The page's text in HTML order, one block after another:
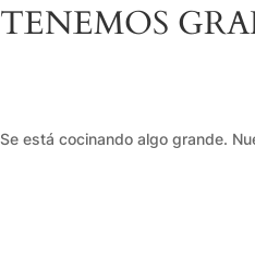
TENEMOS
Se está cocinando algo grande.